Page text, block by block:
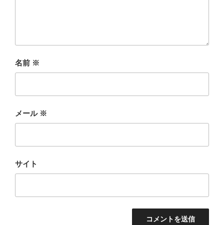
名前 ※
メール ※
サイト